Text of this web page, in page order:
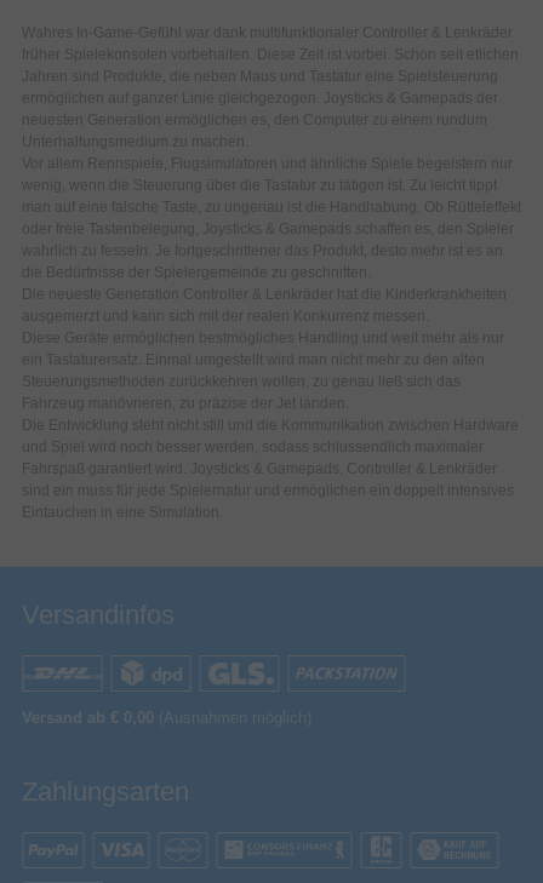
Wahres In-Game-Gefühl war dank multifunktionaler Controller & Lenkräder
früher Spielekonsolen vorbehalten. Diese Zeit ist vorbei. Schon seit etlichen
Jahren sind Produkte, die neben Maus und Tastatur eine Spielsteuerung
ermöglichen auf ganzer Linie gleichgezogen. Joysticks & Gamepads der
neuesten Generation ermöglichen es, den Computer zu einem rundum
Unterhaltungsmedium zu machen.
Vor allem Rennspiele, Flugsimulatoren und ähnliche Spiele begeistern nur
wenig, wenn die Steuerung über die Tastatur zu tätigen ist. Zu leicht tippt
man auf eine falsche Taste, zu ungenau ist die Handhabung. Ob Rütteleffekt
oder freie Tastenbelegung, Joysticks & Gamepads schaffen es, den Spieler
wahrlich zu fesseln. Je fortgeschrittener das Produkt, desto mehr ist es an
die Bedürfnisse der Spielergemeinde zu geschnitten.
Die neueste Generation Controller & Lenkräder hat die Kinderkrankheiten
ausgemerzt und kann sich mit der realen Konkurrenz messen.
Diese Geräte ermöglichen bestmögliches Handling und weit mehr als nur
ein Tastaturersatz. Einmal umgestellt wird man nicht mehr zu den alten
Steuerungsmethoden zurückkehren wollen, zu genau ließ sich das
Fahrzeug manövrieren, zu präzise der Jet landen.
Die Entwicklung steht nicht still und die Kommunikation zwischen Hardware
und Spiel wird noch besser werden, sodass schlussendlich maximaler
Fahrspaß garantiert wird. Joysticks & Gamepads, Controller & Lenkräder
sind ein muss für jede Spielernatur und ermöglichen ein doppelt intensives
Eintauchen in eine Simulation.
Versandinfos
Versand ab € 0,00 (Ausnahmen möglich)
Zahlungsarten